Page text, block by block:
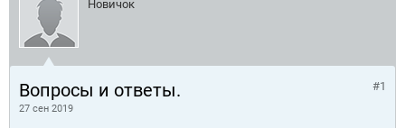
Новичок
Вопросы и ответы.
27 сен 2019
#1